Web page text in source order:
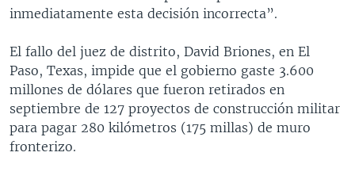
inmediatamente esta decisión incorrecta”.
El fallo del juez de distrito, David Briones, en El
Paso, Texas, impide que el gobierno gaste 3.600
millones de dólares que fueron retirados en
septiembre de 127 proyectos de construcción militar
para pagar 280 kilómetros (175 millas) de muro
fronterizo.